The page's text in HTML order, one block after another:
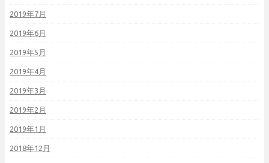
2019年7月
2019年6月
2019年5月
2019年4月
2019年3月
2019年2月
2019年1月
2018年12月